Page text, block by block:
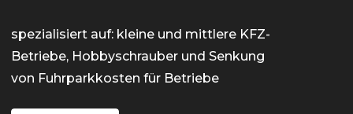
spezialisiert auf: kleine und mittlere KFZ-
Betriebe, Hobbyschrauber und Senkung
von Fuhrparkkosten für Betriebe